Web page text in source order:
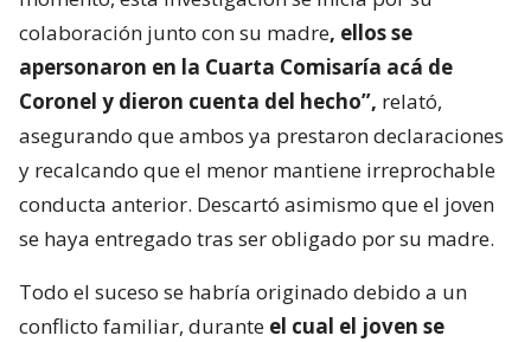
colaboración junto con su madre, ellos se
apersonaron en la Cuarta Comisaría acá de
Coronel y dieron cuenta del hecho”, relató,
asegurando que ambos ya prestaron declaraciones
y recalcando que el menor mantiene irreprochable
conducta anterior. Descartó asimismo que el joven
se haya entregado tras ser obligado por su madre.
Todo el suceso se habría originado debido a un
conflicto familiar, durante el cual el joven se